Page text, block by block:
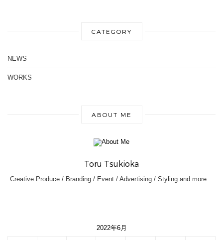
CATEGORY
NEWS
WORKS
ABOUT ME
Toru Tsukioka
Creative Produce / Branding / Event / Advertising / Styling and more…
2022年6月